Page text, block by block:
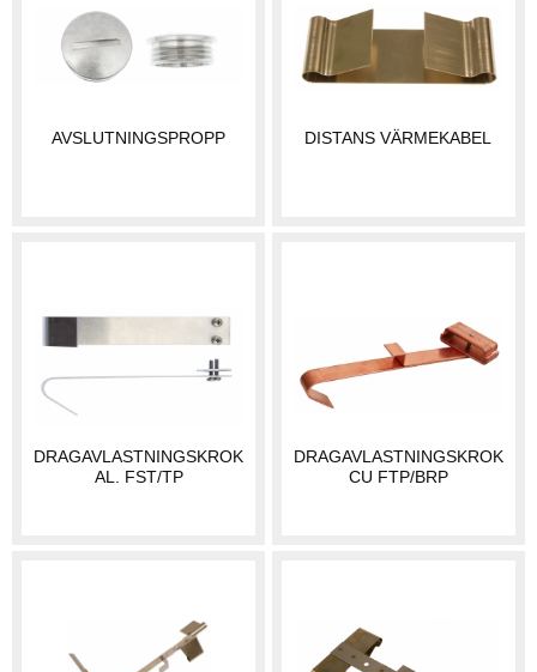
AVSLUTNINGSPROPP DISTANS VÄRMEKABEL
DRAGAVLASTNINGSKROK
AL. FST/TP
DRAGAVLASTNINGSKROK
CU FTP/BRP